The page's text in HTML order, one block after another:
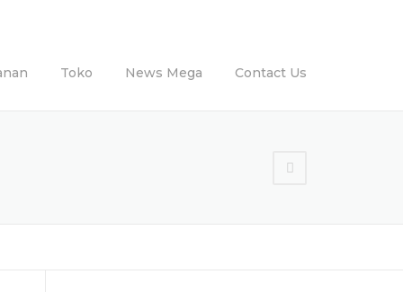
Toko News Mega Contact Us